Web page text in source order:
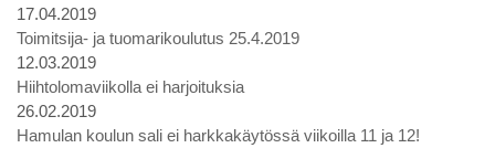
17.04.2019
Toimitsija- ja tuomarikoulutus 25.4.2019
12.03.2019
Hiihtolomaviikolla ei harjoituksia
26.02.2019
Hamulan koulun sali ei harkkakäytössä viikoilla 11 ja 12!